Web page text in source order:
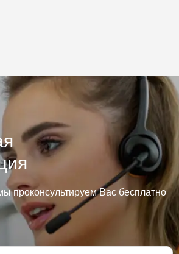
проконсультируем Вас бесплатно